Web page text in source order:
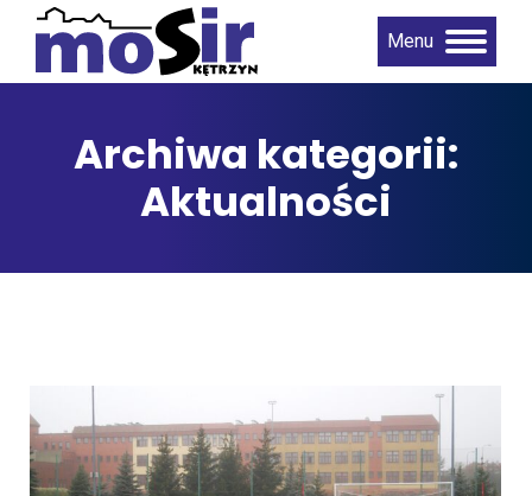
Menu
Archiwa kategorii:
Aktualności